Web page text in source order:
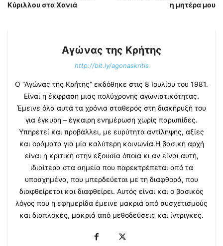
Κύριλλου στα Χανιά
η μητέρα μου
Αγώνας της Κρήτης
http://bit.ly/agonaskritis
Ο “Αγώνας της Κρήτης” εκδόθηκε στις 8 Ιουλίου του 1981.
Είναι η έκφραση μιας πολύχρονης αγωνιστικότητας.
Έμεινε όλα αυτά τα χρόνια σταθερός στη διακήρυξή του
για έγκυρη – έγκαιρη ενημέρωση χωρίς παρωπίδες.
Υπηρετεί και προβάλλει, με ευρύτητα αντίληψης, αξίες
και οράματα για μία καλύτερη κοινωνία.Η βασική αρχή
είναι η κριτική στην εξουσία όποια κι αν είναι αυτή,
ιδιαίτερα στα σημεία που παρεκτρέπεται από τα
υποσχημένα, που μπερδεύεται με τη διαφθορά, που
διαφθείρεται και διαφθείρει. Αυτός είναι και ο βασικός
λόγος που η εφημερίδα έμεινε μακριά από συσχετισμούς
και διαπλοκές, μακριά από μεθοδεύσεις και ίντριγκες.